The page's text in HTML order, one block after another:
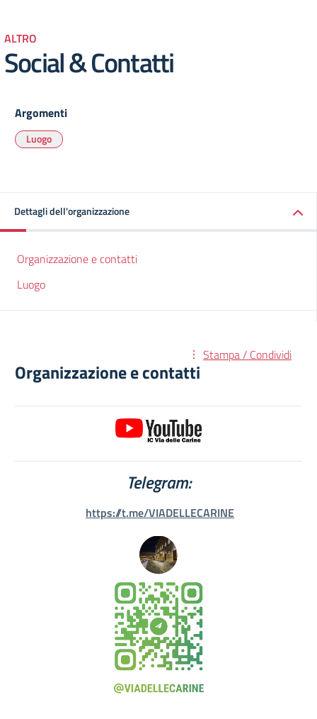
ALTRO
Social & Contatti
Argomenti
Luogo
Dettagli dell'organizzazione
Organizzazione e contatti
Luogo
Stampa / Condividi
Organizzazione e contatti
Telegram:
https://t.me/VIADELLECARINE